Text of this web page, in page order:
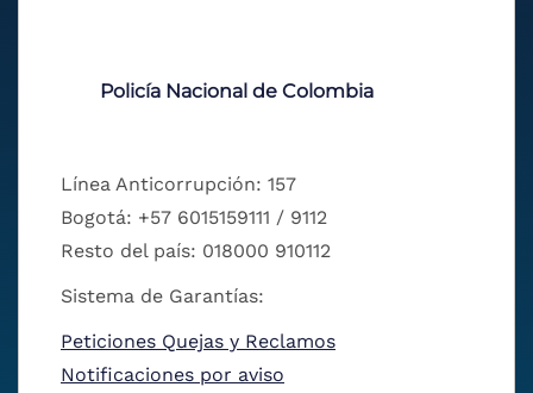
Policía Nacional de Colombia
Línea Anticorrupción: 157
Bogotá: +57 6015159111 / 9112
Resto del país: 018000 910112
Sistema de Garantías:
Peticiones Quejas y Reclamos
Notificaciones por aviso